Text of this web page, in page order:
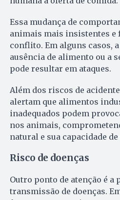
Essa mudança de
animais mais insistentes e
conflito. Em alguns casos,
ausência de alimento ou a
pode resultar em ataques.
Além dos riscos de
alertam que alimentos
inadequados podem
nos animais,
natural e sua capacidade
Risco de doenças
Outro ponto de atenção é a
transmissão de doenças.